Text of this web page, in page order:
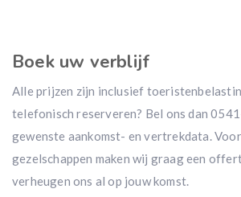
Boek uw verblijf
Alle prijzen zijn inclusief
telefonisch reserveren? Bel ons dan
gewenste aankomst- en vertrekdata.
gezelschappen maken wij graag een
verheugen ons al op jouw komst.